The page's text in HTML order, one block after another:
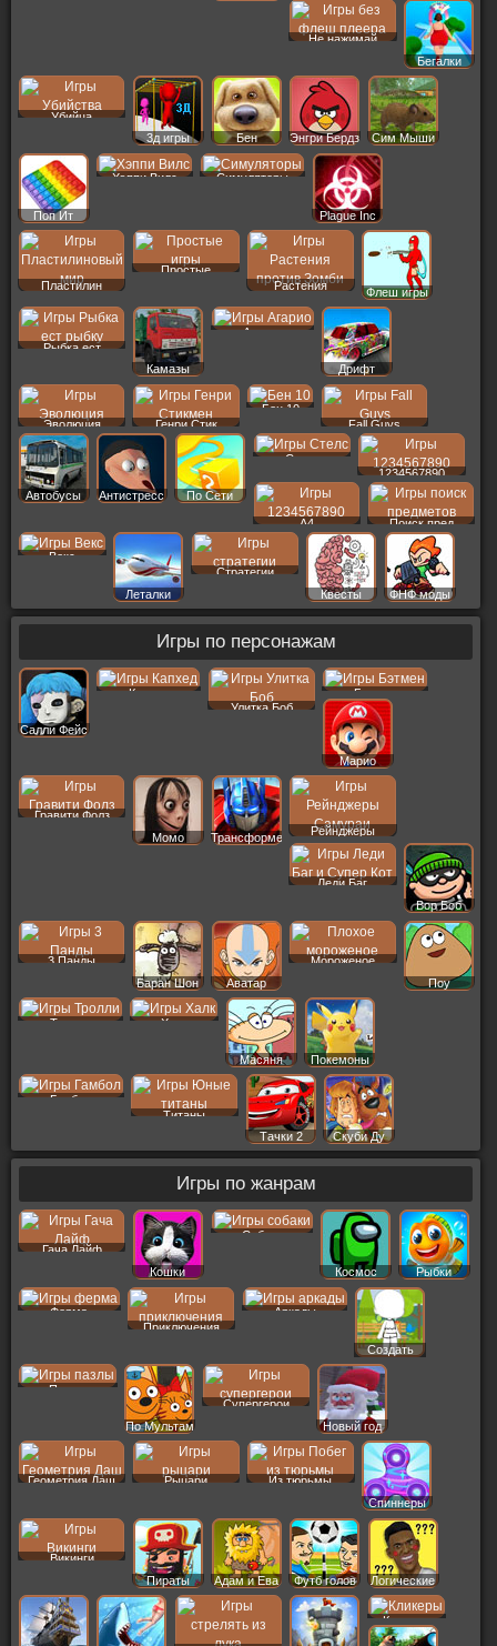
Не нажимай
Бегалки
Убийца
3д игры
Бен Энгри Бердз Сим Мыши
Поп Ит
Хэппи Вилс Симуляторы
Plague Inc
Пластилин
Простые
Растения
Флеш игры
Рыбка ест
Камазы
Агарио
Дрифт
Эволюция Генри Стик
Бен 10
Fall Guys
Автобусы Антистресс По Сети
Стелс
1234567890
A4 Поиск пред
Векс
Леталки
Стратегии
Квесты
ФНФ моды
Игры по персонажам
Салли Фейс
Капхед
Улитка Боб
Бэтмен
Марио
Гравити Фолз
Момо
Трансформеры
Рейнджеры
Леди Баг
Вор Боб
3 Панды
Баран Шон
Аватар
Мороженое
Поу
Тролли Халк
Масяня Покемоны
Гамбол
Титаны
Тачки 2
Скуби Ду
Игры по жанрам
Гача Лайф
Кошки
Собаки
Космос Рыбки
Ферма
Приключения
Аркады
Создать
Пер
Пазлы
По Мультам
Супергерои
Новый год
Геометрия Даш Рыцари
Из тюрьмы
Спиннеры
Викинги
Пираты
Адам и Ева Футб голов Логические
Кликеры